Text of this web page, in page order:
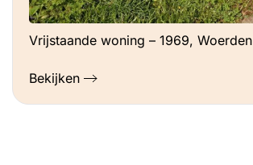
Vrijstaande woning – 1969, Woerden
Bekijken